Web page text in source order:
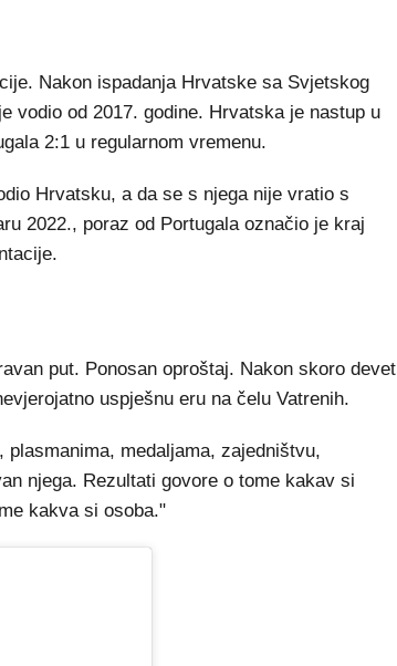
Nakon ispadanja Hrvatske sa Svjetskog
vodio od 2017. godine. Hrvatska je nastup u
2:1 u regularnom vremenu.
Hrvatsku, a da se s njega nije vratio s
2022., poraz od Portugala označio je kraj
put. Ponosan oproštaj. Nakon skoro devet
uspješnu eru na čelu Vatrenih.
medaljama, zajedništvu,
njega. Rezultati govore o tome kakav si
kakva si osoba."